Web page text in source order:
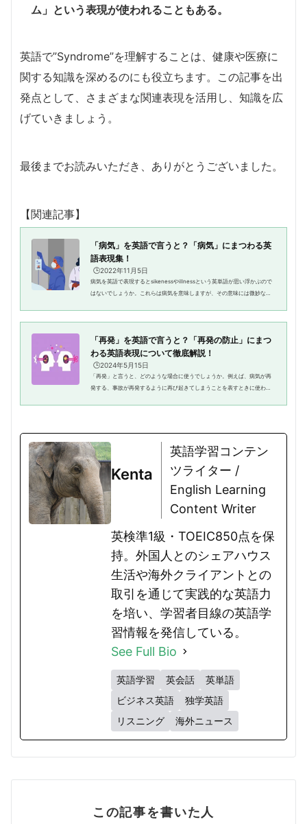
ム」という表現が使われることもある。
英語で”Syndrome”を理解することは、健康や医療に
関する知識を深めるのにも役立ちます。この記事を出
発点として、さまざまな関連表現を活用し、知識を広
げていきましょう。
最後までお読みいただき、ありがとうございました。
【関連記事】
「病気」を英語で言うと？「病気」にまつわる英
語表現集！
🕒️2022年11月5日
病気を英語で表現するとsikenessやillnessという英単語が思い浮かぶので
はないでしょうか。これらは病気を意味しますが、その意味には微妙なニ
「再発」を英語で言うと？「再発の防止」にまつ
わる英語表現について徹底解説！
🕒️2024年5月15日
「再発」と言うと、どのような場合に使うでしょうか。例えば、病気が再
発する、事故が再発するように再び起きてしまうことを表すときに使われ
Kenta
英語学習コンテン
ツライター /
English Learning
Content Writer
英検準1級・TOEIC850点を保
持。外国人とのシェアハウス
生活や海外クライアントとの
取引を通じて実践的な英語力
を培い、学習者目線の英語学
習情報を発信している。
See Full Bio
英語学習 英会話
英単語
ビジネス英語
独学英語
リスニング
海外ニュース
この記事を書いた人